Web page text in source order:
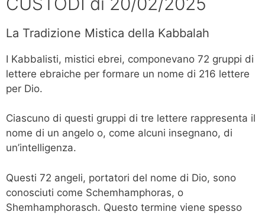
La Tradizione Mistica della Kabbalah
I Kabbalisti, mistici ebrei, componevano 72 gruppi di
lettere ebraiche per formare un nome di 216 lettere
per Dio.
Ciascuno di questi gruppi di tre lettere rappresenta il
nome di un angelo o, come alcuni insegnano, di
un’intelligenza.
Questi 72 angeli, portatori del nome di Dio, sono
conosciuti come Schemhamphoras, o
Shemhamphorasch. Questo termine viene spesso